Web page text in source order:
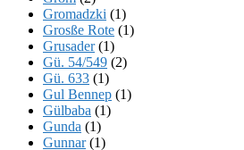
Gromadzki (1)
Grosße Rote (1)
Grusader(1)
Gü. 54/549 (2)
Gü. 633 (1)
Gul Bennep (1)
Gülbaba (1)
Gunda (1)
Gunnar(1)